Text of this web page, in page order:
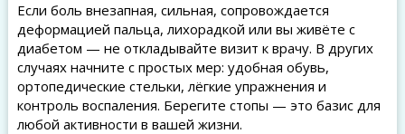
Если боль внезапная, сильная, сопровождается
деформацией пальца, лихорадкой или вы живёте с
диабетом — не откладывайте визит к врачу. В других
случаях начните с простых мер: удобная обувь,
ортопедические стельки, лёгкие упражнения и
контроль воспаления. Берегите стопы — это базис для
любой активности в вашей жизни.